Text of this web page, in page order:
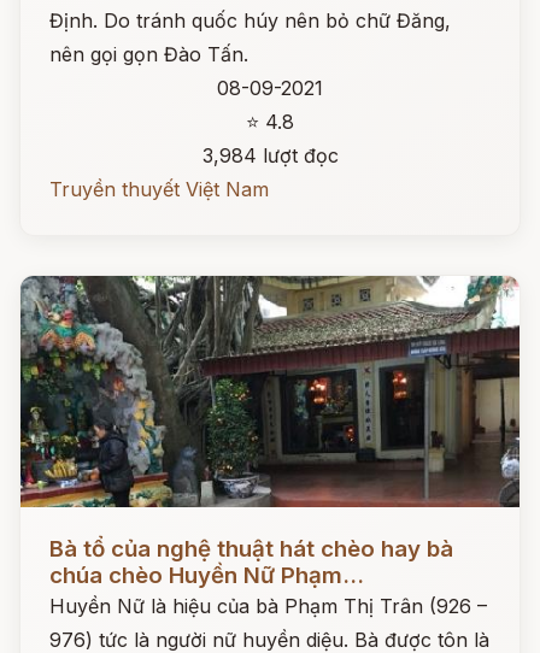
Định. Do tránh quốc húy nên bỏ chữ Đăng,
nên gọi gọn Đào Tấn.
08-09-2021
⭐ 4.8
3,984 lượt đọc
Truyền thuyết Việt Nam
Đọc ngay
Bà tổ của nghệ thuật hát chèo hay bà
chúa chèo Huyền Nữ Phạm...
Huyền Nữ là hiệu của bà Phạm Thị Trân (926 –
976) tức là người nữ huyền diệu. Bà được tôn là